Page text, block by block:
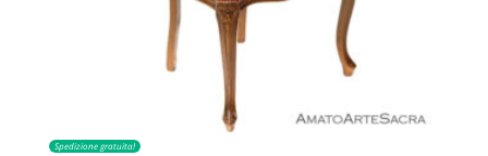
Spedizione gratuita!